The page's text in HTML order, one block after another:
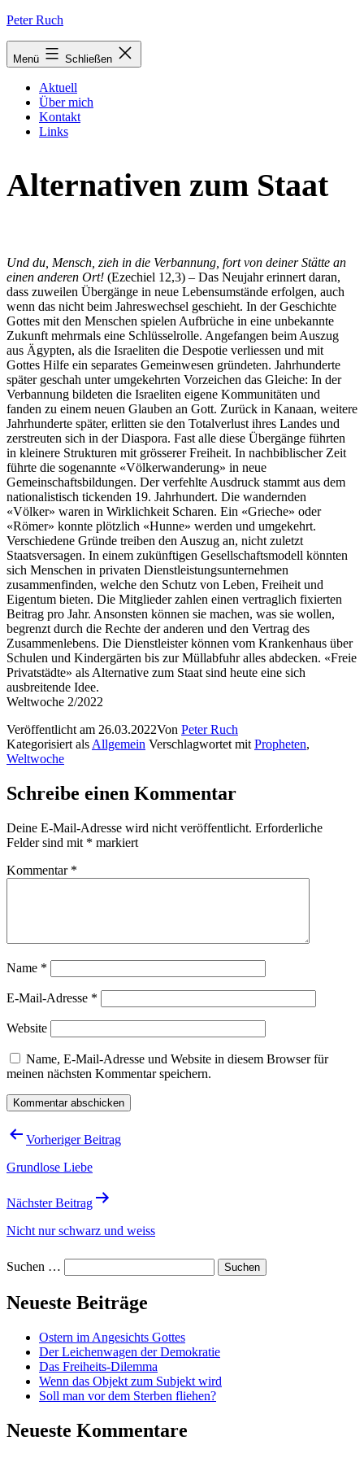
Zum
springen
Peter Ruch
Menü Schließen
Aktuell
Über mich
Kontakt
Links
Alternativen zum Staat
Und du, Mensch, zieh in die Verbannung, fort von deiner Stätte an
einen anderen Ort! (Ezechiel 12,3) – Das Neujahr erinnert daran,
dass zuweilen Übergänge in neue Lebensumstände erfolgen, auch
wenn das nicht beim Jahreswechsel geschieht. In der Geschichte
Gottes mit den Menschen spielen Aufbrüche in eine unbekannte
Zukunft mehrmals eine Schlüsselrolle. Angefangen beim Auszug
aus Ägypten, als die Israeliten die Despotie verliessen und mit
Gottes Hilfe ein separates Gemeinwesen gründeten. Jahrhunderte
später geschah unter umgekehrten Vorzeichen das Gleiche: In der
Verbannung bildeten die Israeliten eigene Kommunitäten und
fanden zu einem neuen Glauben an Gott. Zurück in Kanaan, weitere
Jahrhunderte später, erlitten sie den Totalverlust ihres Landes und
zerstreuten sich in der Diaspora. Fast alle diese Übergänge führten
in kleinere Strukturen mit grösserer Freiheit. In nachbiblischer Zeit
führte die sogenannte «Völkerwanderung» in neue
Gemeinschaftsbildungen. Der verfehlte Ausdruck stammt aus dem
nationalistisch tickenden 19. Jahrhundert. Die wandernden
«Völker» waren in Wirklichkeit Scharen. Ein «Grieche» oder
«Römer» konnte plötzlich «Hunne» werden und umgekehrt.
Verschiedene Gründe treiben den Auszug an, nicht zuletzt
Staatsversagen. In einem zukünftigen Gesellschaftsmodell könnten
sich Menschen in privaten Dienstleistungsunternehmen
zusammenfinden, welche den Schutz von Leben, Freiheit und
Eigentum bieten. Die Mitglieder zahlen einen vertraglich fixierten
Beitrag pro Jahr. Ansonsten können sie machen, was sie wollen,
begrenzt durch die Rechte der anderen und den Vertrag des
Zusammenlebens. Die Dienstleister können vom Krankenhaus über
Schulen und Kindergärten bis zur Müllabfuhr alles abdecken. «Freie
Privatstädte» als Alternative zum Staat sind heute eine sich
ausbreitende Idee.
Weltwoche 2/2022
Veröffentlicht am 26.03.2022Von Peter Ruch
Kategorisiert als Allgemein Verschlagwortet mit Propheten,
Weltwoche
Schreibe einen Kommentar
Deine E-Mail-Adresse wird nicht veröffentlicht. Erforderliche
Felder sind mit * markiert
Kommentar *
Name *
E-Mail-Adresse *
Website
Name, E-Mail-Adresse und Website in diesem Browser für
meinen nächsten Kommentar speichern.
Beitragsnavigation
Vorheriger Beitrag
Grundlose Liebe
Nächster Beitrag
Nicht nur schwarz und weiss
Suchen …
Neueste Beiträge
Ostern im Angesichts Gottes
Der Leichenwagen der Demokratie
Das Freiheits-Dilemma
Wenn das Objekt zum Subjekt wird
Soll man vor dem Sterben fliehen?
Neueste Kommentare